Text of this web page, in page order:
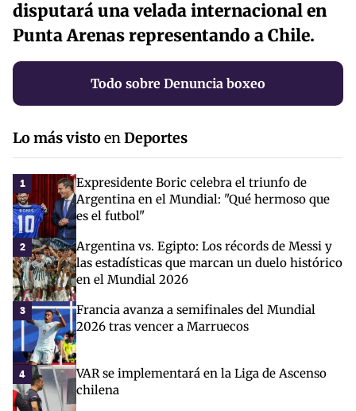
disputará una velada internacional en
Punta Arenas representando a Chile.
Todo sobre Denuncia boxeo
Lo más vistoenDeportes
1
Expresidente Boric celebra el triunfo de
Argentina en el Mundial: "Qué hermoso que
es el futbol"
2
Argentina vs. Egipto: Los récords de Messi y
las estadísticas que marcan un duelo histórico
en el Mundial 2026
3
Francia avanza a semifinales del Mundial
2026 tras vencer a Marruecos
4
VAR se implementará en la Liga de Ascenso
chilena